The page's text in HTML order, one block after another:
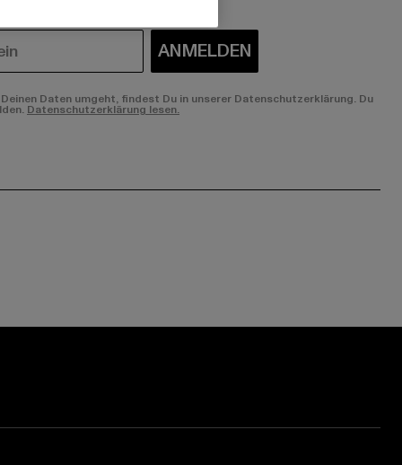
ANMELDEN
Daten umgeht, findest Du in unserer Datenschutzerklärung. Du
Datenschutzerklärung lesen.
page:channel: